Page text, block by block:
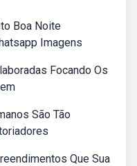
Boa Noite
Imagens
Focando Os
São Tão
Que Sua